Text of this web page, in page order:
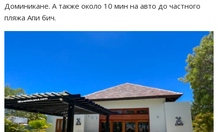
Доминикане. А также около 10 мин на авто до частного
пляжа Апи бич.